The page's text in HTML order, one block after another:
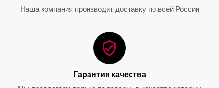
0.0
Наша компания производит доставку по всей России
Гарантия качества